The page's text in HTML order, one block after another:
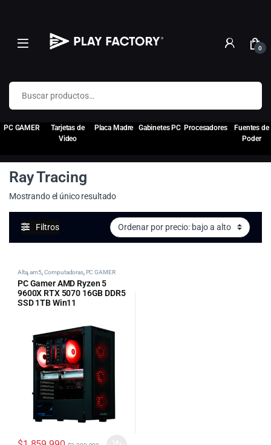
0
Buscar por:
PC GAMER
Tarjetas de
Video
Placa Madre Gabinetes PC Procesadores
Fuentes de
Poder
Ray Tracing
Mostrando el único resultado
Filtros
Alta,am5, Computadoras, PC GAMER
PC Gamer AMD Ryzen 5
9600X RTX 5070 16GB DDR5
SSD 1TB Win11